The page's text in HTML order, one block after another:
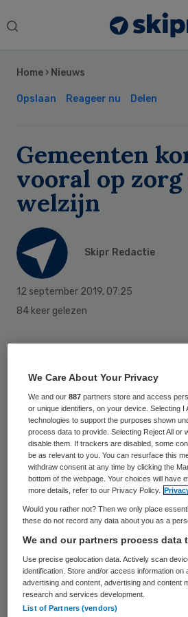
Search
Home › Nieuws
Opslaan Reageer nu Delen
Gemeenten
vooral op zorg
welzijn
Skipr Redactie
12 september 2019, 07:25
84 keer gelezen
een financieel tekort. Om
begroting te krijgen,
vooral op het zogeheten
sociale kant van het
Daaronder vallen onder
zorg en welzijn.
‎Dat blijkt uit een
overheidsfinanciën Frontin
uitgevoerd in opdracht van
Bestuur. 86 van de 355
mee aan het onderzoek.
meer dan 100.000 inwoners
Sidebar
We Care About Your Privacy
We and our887 partners store and access
or unique identifiers, on your device. Selecting I
technologies to support the purposes shown
process data to provide. Selecting Reject All or
disable them. If trackers are disabled, some
be as relevant to you. You can resurface this
withdraw consent at any time by clicking the
bottom of the webpage. Your choices will have
more details, refer to our Privacy Policy.
Would you rather not? Then we only place
these do not record any data about you as a
We and our partners process data
Use precise geolocation data. Actively scan
identification. Store and/or access information on
advertising and content, advertising and content
research and services development.
List of Partners (vendors)